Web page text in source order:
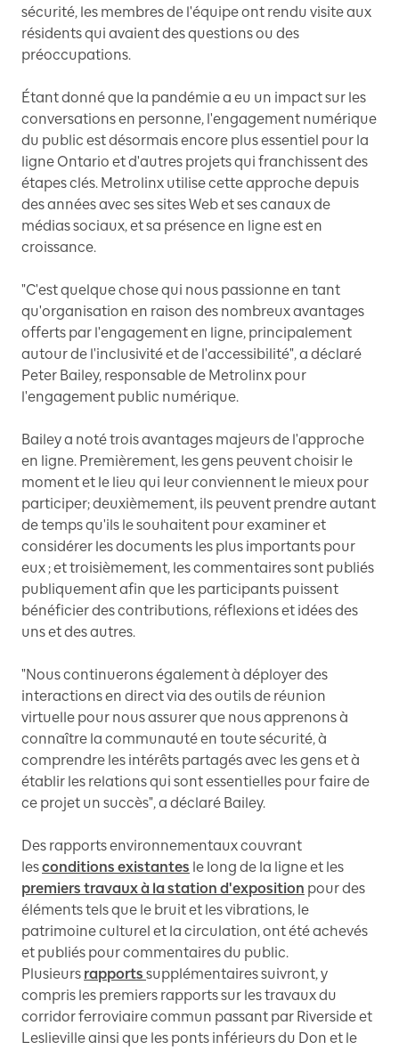
sécurité, les membres de l'équipe ont rendu visite aux
résidents qui avaient des questions ou des
préoccupations.
Étant donné que la pandémie a eu un impact sur les
conversations en personne, l'engagement numérique
du public est désormais encore plus essentiel pour la
ligne Ontario et d'autres projets qui franchissent des
étapes clés. Metrolinx utilise cette approche depuis
des années avec ses sites Web et ses canaux de
médias sociaux, et sa présence en ligne est en
croissance.
"C'est quelque chose qui nous passionne en tant
qu'organisation en raison des nombreux avantages
offerts par l'engagement en ligne, principalement
autour de l'inclusivité et de l'accessibilité", a déclaré
Peter Bailey, responsable de Metrolinx pour
l'engagement public numérique.
Bailey a noté trois avantages majeurs de l'approche
en ligne. Premièrement, les gens peuvent choisir le
moment et le lieu qui leur conviennent le mieux pour
participer; deuxièmement, ils peuvent prendre autant
de temps qu'ils le souhaitent pour examiner et
considérer les documents les plus importants pour
eux ; et troisièmement, les commentaires sont publiés
publiquement afin que les participants puissent
bénéficier des contributions, réflexions et idées des
uns et des autres.
"Nous continuerons également à déployer des
interactions en direct via des outils de réunion
virtuelle pour nous assurer que nous apprenons à
connaître la communauté en toute sécurité, à
comprendre les intérêts partagés avec les gens et à
établir les relations qui sont essentielles pour faire de
ce projet un succès", a déclaré Bailey.
Des rapports environnementaux couvrant
lesconditions existantes le long de la ligne et les
premiers travaux à la station d'exposition pour des
éléments tels que le bruit et les vibrations, le
patrimoine culturel et la circulation, ont été achevés
et publiés pour commentaires du public.
Plusieurs rapports supplémentaires suivront, y
compris les premiers rapports sur les travaux du
corridor ferroviaire commun passant par Riverside et
Leslieville ainsi que les ponts inférieurs du Don et le